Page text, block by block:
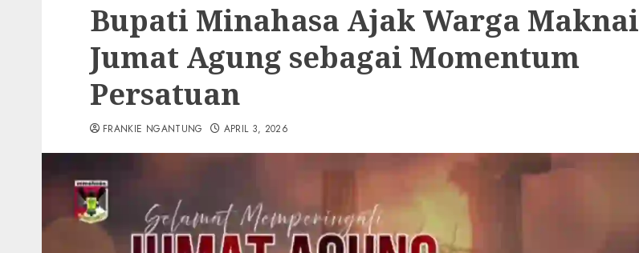
Bupati Minahasa Ajak Warga Maknai
Jumat Agung sebagai Momentum
Persatuan
FRANKIE NGANTUNG APRIL 3, 2026